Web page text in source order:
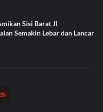
Sisi Barat Jl
Semakin Lebar dan Lancar